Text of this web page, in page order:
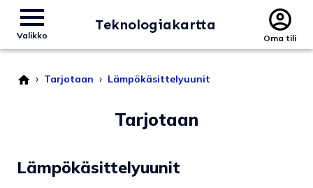
Valikko
Teknologiakartta
Oma tili
› Tarjotaan › Lämpökäsittelyuunit
Tarjotaan
Lämpökäsittelyuunit